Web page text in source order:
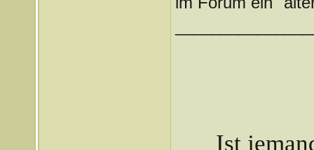
Ist